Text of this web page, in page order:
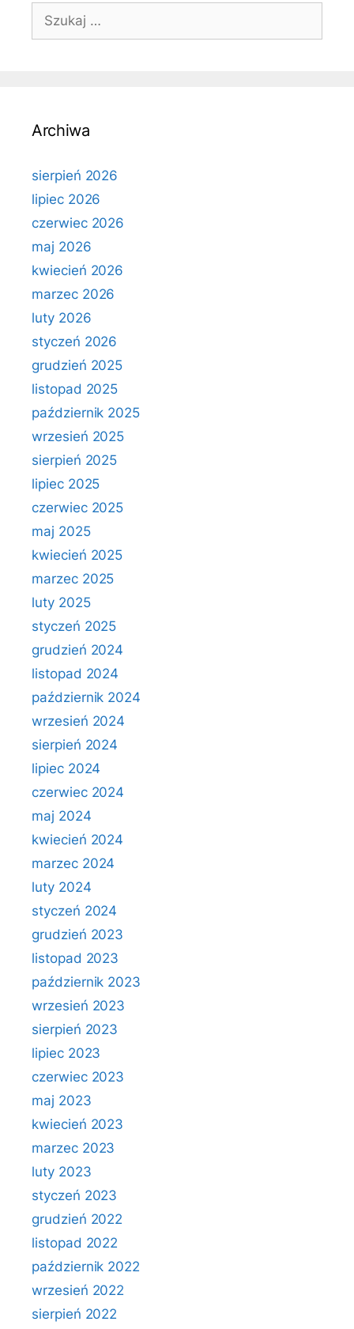
Szukaj:
Archiwa
sierpień 2026
lipiec 2026
czerwiec 2026
maj 2026
kwiecień 2026
marzec 2026
luty 2026
styczeń 2026
grudzień 2025
listopad 2025
październik 2025
wrzesień 2025
sierpień 2025
lipiec 2025
czerwiec 2025
maj 2025
kwiecień 2025
marzec 2025
luty 2025
styczeń 2025
grudzień 2024
listopad 2024
październik 2024
wrzesień 2024
sierpień 2024
lipiec 2024
czerwiec 2024
maj 2024
kwiecień 2024
marzec 2024
luty 2024
styczeń 2024
grudzień 2023
listopad 2023
październik 2023
wrzesień 2023
sierpień 2023
lipiec 2023
czerwiec 2023
maj 2023
kwiecień 2023
marzec 2023
luty 2023
styczeń 2023
grudzień 2022
listopad 2022
październik 2022
wrzesień 2022
sierpień 2022